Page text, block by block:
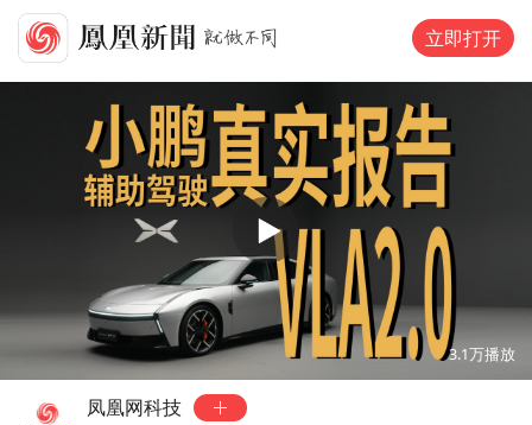
立即打开
11:45
3.1万播放
凤凰网科技